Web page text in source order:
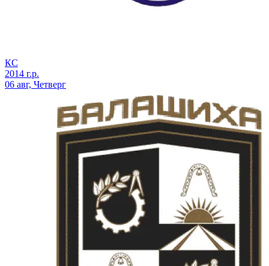
КС
2014 г.р.
06 авг, Четверг